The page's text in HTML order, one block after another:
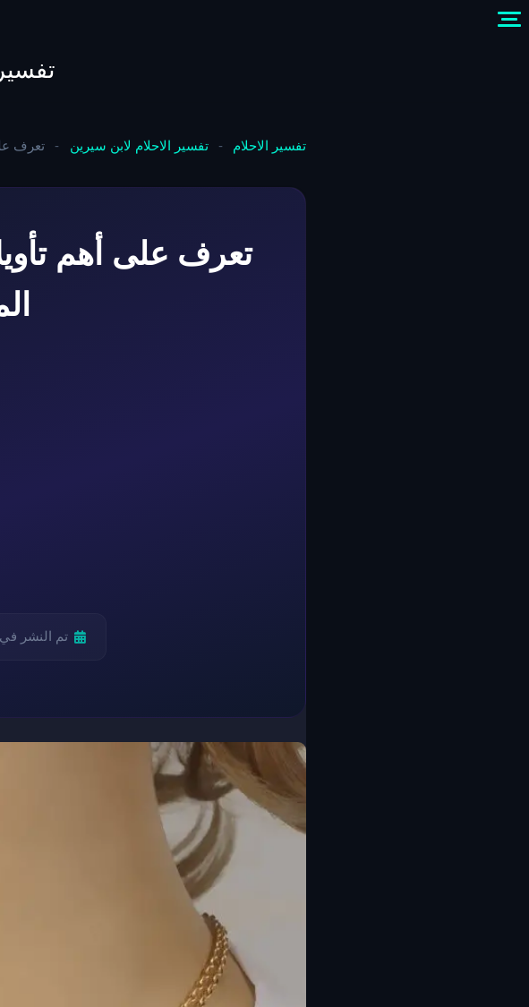
تفسير الاحلام - تفسير الاحلام لابن سيرين - تعرف
تعرف على أهم
تم النشر